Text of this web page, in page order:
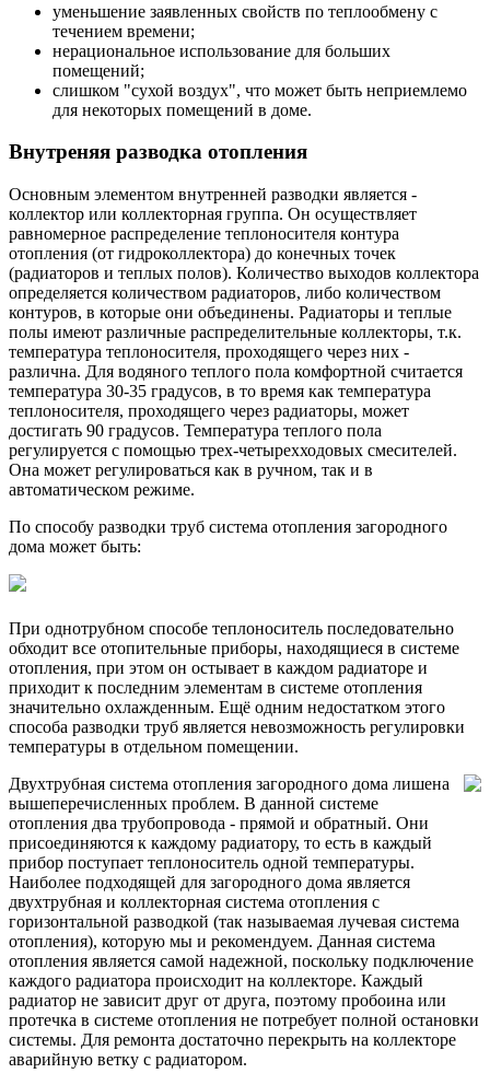
уменьшение заявленных свойств по теплообмену с
течением времени;
нерациональное использование для больших
помещений;
слишком "сухой воздух", что может быть неприемлемо
для некоторых помещений в доме.
Внутреняя разводка отопления
Основным элементом внутренней разводки является -
коллектор или коллекторная группа. Он осуществляет
равномерное распределение теплоносителя контура
отопления (от гидроколлектора) до конечных точек
(радиаторов и теплых полов). Количество выходов коллектора
определяется количеством радиаторов, либо количеством
контуров, в которые они объединены. Радиаторы и теплые
полы имеют различные распределительные коллекторы, т.к.
температура теплоносителя, проходящего через них -
различна. Для водяного теплого пола комфортной считается
температура 30-35 градусов, в то время как температура
теплоносителя, проходящего через радиаторы, может
достигать 90 градусов. Температура теплого пола
регулируется с помощью трех-четырехходовых смесителей.
Она может регулироваться как в ручном, так и в
автоматическом режиме.
По способу разводки труб система отопления загородного
дома может быть:
При однотрубном способе теплоноситель последовательно
обходит все отопительные приборы, находящиеся в системе
отопления, при этом он остывает в каждом радиаторе и
приходит к последним элементам в системе отопления
значительно охлажденным. Ещё одним недостатком этого
способа разводки труб является невозможность регулировки
температуры в отдельном помещении.
Двухтрубная система отопления загородного дома лишена
вышеперечисленных проблем. В данной системе
отопления два трубопровода - прямой и обратный. Они
присоединяются к каждому радиатору, то есть в каждый
прибор поступает теплоноситель одной температуры.
Наиболее подходящей для загородного дома является
двухтрубная и коллекторная система отопления с
горизонтальной разводкой (так называемая лучевая система
отопления), которую мы и рекомендуем. Данная система
отопления является самой надежной, поскольку подключение
каждого радиатора происходит на коллекторе. Каждый
радиатор не зависит друг от друга, поэтому пробоина или
протечка в системе отопления не потребует полной остановки
системы. Для ремонта достаточно перекрыть на коллекторе
аварийную ветку с радиатором.